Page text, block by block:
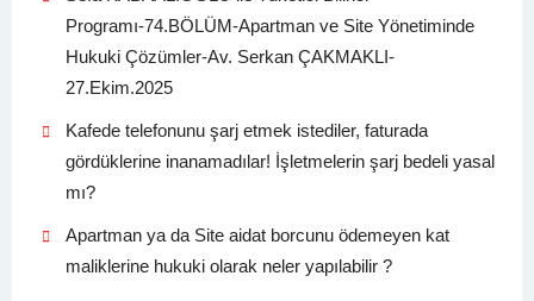
Programı-74.BÖLÜM-Apartman ve Site Yönetiminde
Hukuki Çözümler-Av. Serkan ÇAKMAKLI-
27.Ekim.2025
Kafede telefonunu şarj etmek istediler, faturada
gördüklerine inanamadılar! İşletmelerin şarj bedeli yasal
mı?
Apartman ya da Site aidat borcunu ödemeyen kat
maliklerine hukuki olarak neler yapılabilir ?